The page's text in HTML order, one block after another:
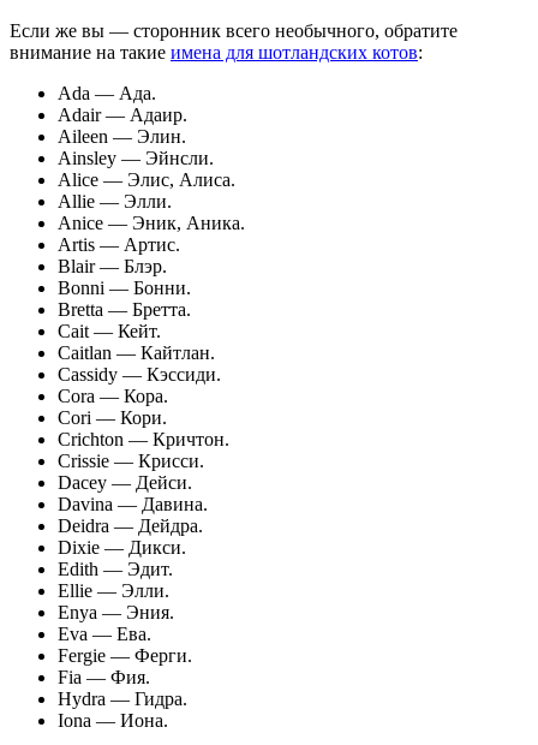
Если же вы — сторонник всего необычного, обратите
внимание на такие имена для шотландских котов:
Ada — Ада.
Adair — Адаир.
Aileen — Элин.
Ainsley — Эйнсли.
Alice — Элис, Алиса.
Allie — Элли.
Anice — Эник, Аника.
Artis — Артис.
Blair — Блэр.
Bonni — Бонни.
Bretta — Бретта.
Cait — Кейт.
Caitlan — Кайтлан.
Cassidy — Кэссиди.
Cora — Кора.
Cori — Кори.
Crichton — Кричтон.
Crissie — Крисси.
Dacey — Дейси.
Davina — Давина.
Deidra — Дейдра.
Dixie — Дикси.
Edith — Эдит.
Ellie — Элли.
Enya — Эния.
Eva — Ева.
Fergie — Ферги.
Fia — Фия.
Hydra — Гидра.
Iona — Иона.